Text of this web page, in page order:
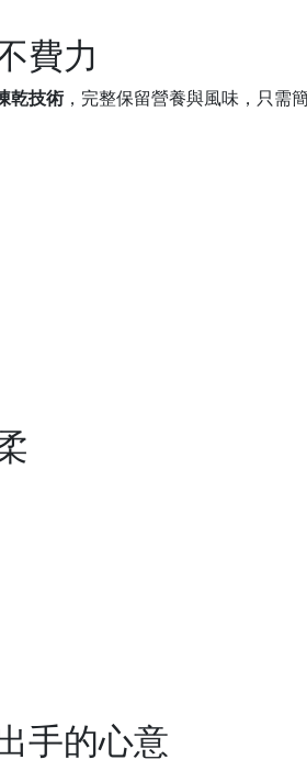
費力
乾技術 ，完整保留營養與風味，只需
手的心意